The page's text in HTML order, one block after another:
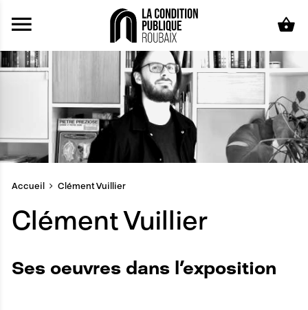
Aller au contenu principal
Accueil Clément Vuillier
Clément Vuillier
Ses oeuvres dans l'exposition